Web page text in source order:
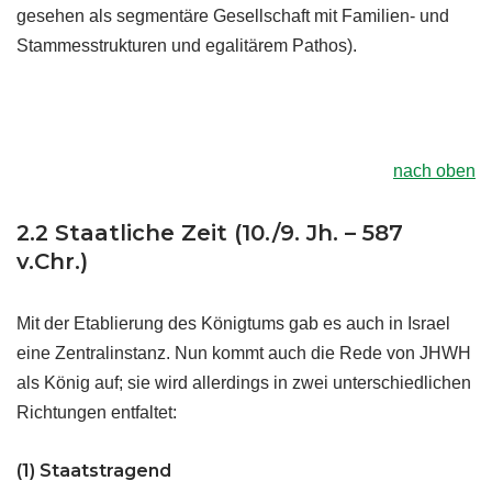
gesehen als segmentäre Gesellschaft mit Familien- und
Stammesstrukturen und egalitärem Pathos).
nach oben
2.2 Staatliche Zeit (10./9. Jh. – 587
v.Chr.)
Mit der Etablierung des Königtums gab es auch in Israel
eine Zentralinstanz. Nun kommt auch die Rede von JHWH
als König auf; sie wird allerdings in zwei unterschiedlichen
Richtungen entfaltet:
(1) Staatstragend